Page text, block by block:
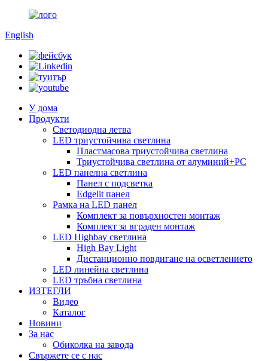
English
У дома
Продукти
Светодиодна летва
LED триустойчива светлина
Пластмасова триустойчива светлина
Триустойчива светлина от алуминий+PC
LED панелна светлина
Панел с подсветка
Edgelit панел
Рамка на LED панел
Комплект за повърхностен монтаж
Комплект за вграден монтаж
LED Highbay светлина
High Bay Light
Дистанционно повдигане на осветлението
LED линейна светлина
LED тръбна светлина
ИЗТЕГЛИ
Видео
Каталог
Новини
За нас
Обиколка на завода
Свържете се с нас